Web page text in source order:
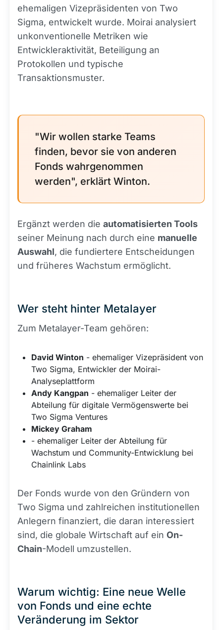
ehemaligen Vizepräsidenten von Two
Sigma, entwickelt wurde. Moirai analysiert
unkonventionelle Metriken wie
Entwickleraktivität, Beteiligung an
Protokollen und typische
Transaktionsmuster.
"Wir wollen starke Teams
finden, bevor sie von anderen
Fonds wahrgenommen
werden", erklärt Winton.
Ergänzt werden die automatisierten Tools
seiner Meinung nach durch eine manuelle
Auswahl, die fundiertere Entscheidungen
und früheres Wachstum ermöglicht.
Wer steht hinter Metalayer
Zum Metalayer-Team gehören:
David Winton - ehemaliger Vizepräsident von
Two Sigma, Entwickler der Moirai-
Analyseplattform
Andy Kangpan - ehemaliger Leiter der
Abteilung für digitale Vermögenswerte bei
Two Sigma Ventures
Mickey Graham
- ehemaliger Leiter der Abteilung für
Wachstum und Community-Entwicklung bei
Chainlink Labs
Der Fonds wurde von den Gründern von
Two Sigma und zahlreichen institutionellen
Anlegern finanziert, die daran interessiert
sind, die globale Wirtschaft auf ein On-
Chain-Modell umzustellen.
Warum wichtig: Eine neue Welle
von Fonds und eine echte
Veränderung im Sektor